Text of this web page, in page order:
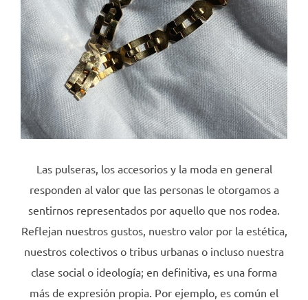
Las pulseras, los accesorios y la moda en general
responden al valor que las personas le otorgamos a
sentirnos representados por aquello que nos rodea.
Reflejan nuestros gustos, nuestro valor por la estética,
nuestros colectivos o tribus urbanas o incluso nuestra
clase social o ideología; en definitiva, es una forma
más de expresión propia. Por ejemplo, es común el